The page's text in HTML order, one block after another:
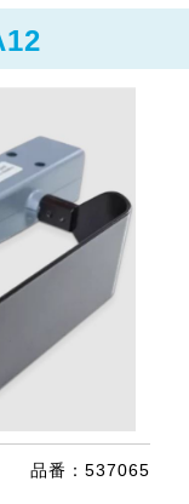
品番：537065